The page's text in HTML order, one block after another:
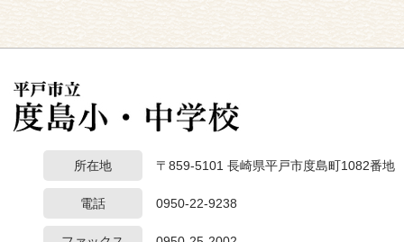
所在地 〒859-5101 長崎県平戸市度島町1082番地
電話 0950-22-9238